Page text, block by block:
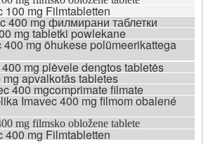
100 mg Filmtabletten
400 mg филмирани таблетки
mg tabletki powlekane
mg õhukese polümeerikattega
mg plėvele dengtos tabletės
apvalkotās tabletes
400 mgcomprimate filmate
Imavec 400 mg filmom obalené
mg filmsko obložene tablete
400 mg Filmtabletten